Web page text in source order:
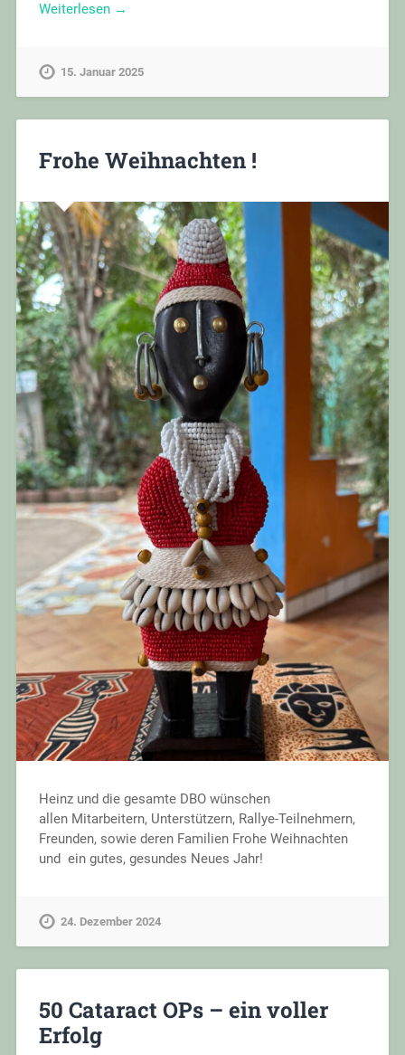
Weiterlesen →
15. Januar 2025
Frohe Weihnachten !
Heinz und die gesamte DBO wünschen
allen Mitarbeitern, Unterstützern, Rallye-Teilnehmern,
Freunden, sowie deren Familien Frohe Weihnachten
und ein gutes, gesundes Neues Jahr!
24. Dezember 2024
50 Cataract OPs – ein voller
Erfolg